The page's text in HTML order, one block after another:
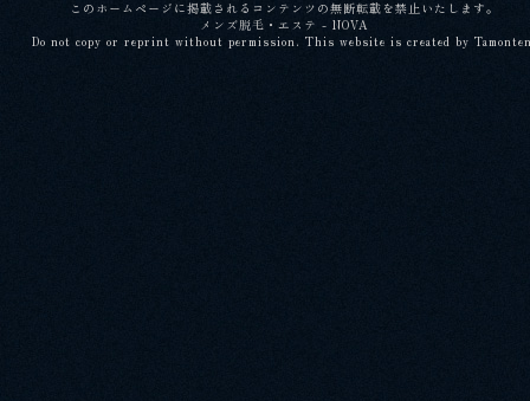
このホームページに掲載されるコンテンツの無断転載を禁止いたします。
メンズ脱毛・エステ - NOVA
Do not copy or reprint without permission. This website is created by